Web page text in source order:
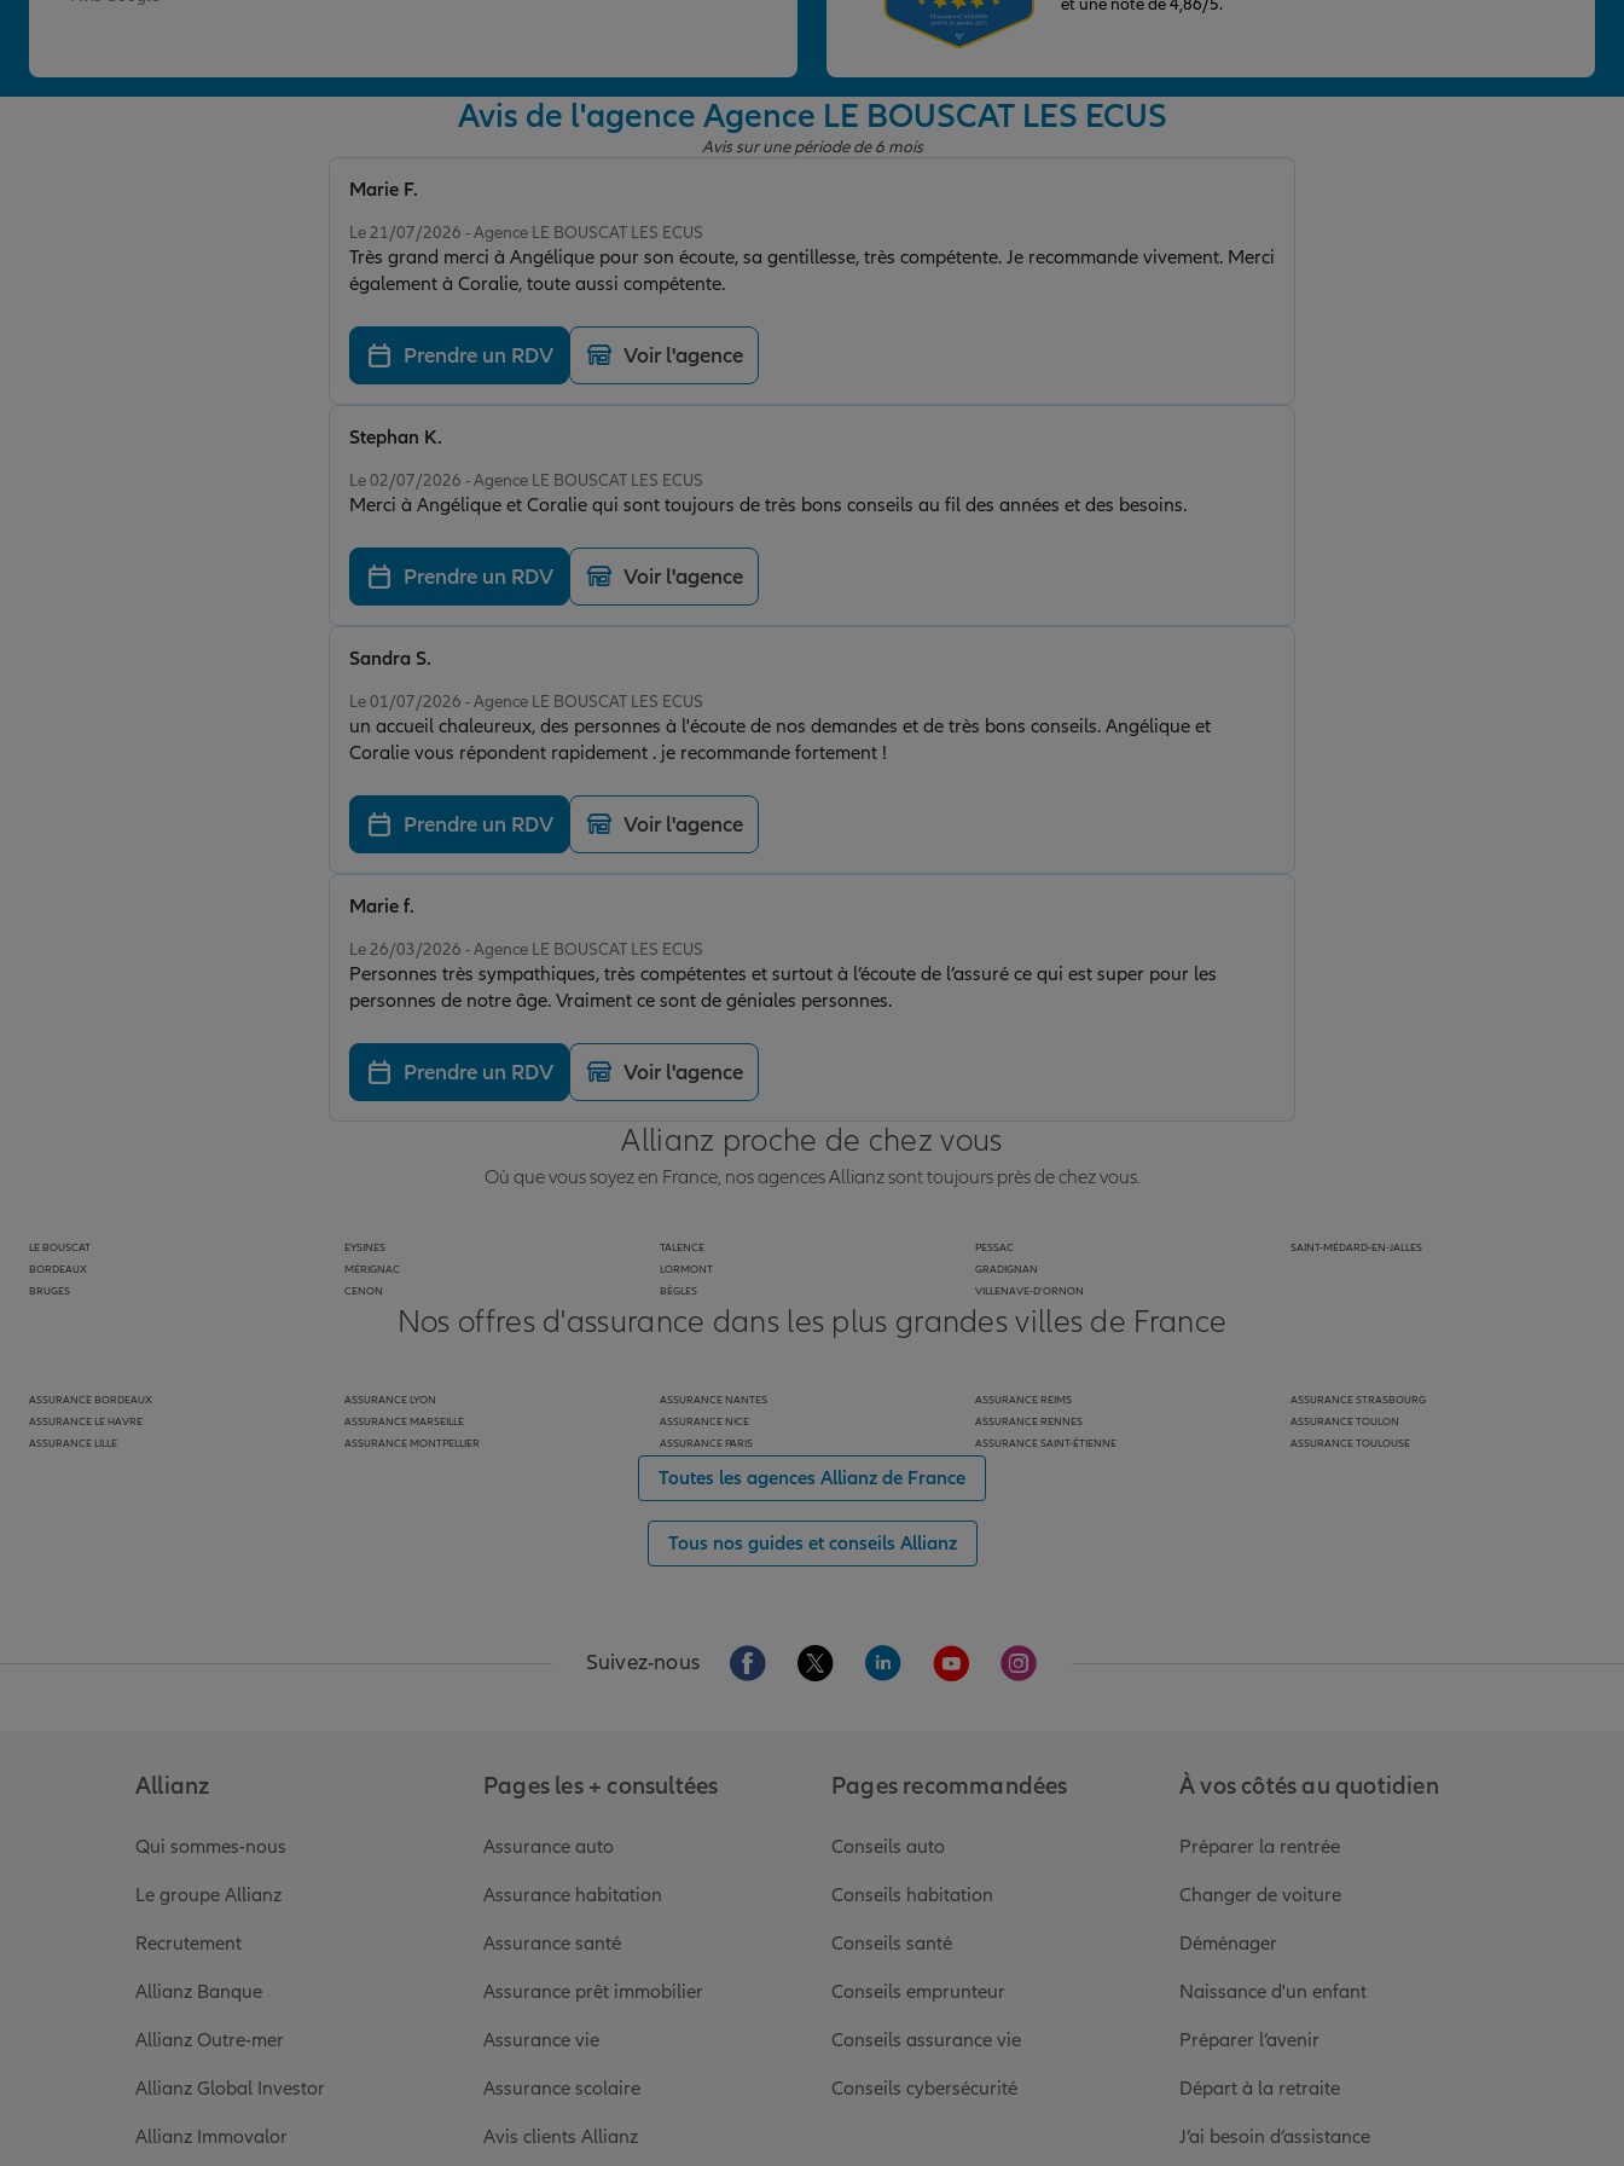
Avis de l'agence Agence LE BOUSCAT LES ECUS
Avis sur une période de 6 mois
Le 21/07/2026 - Agence LE BOUSCAT LES ECUS
Très grand merci à Angélique pour son écoute, sa gentillesse, très compétente. Je recommande vivement. Merci
également à Coralie, toute aussi compétente.
Marie F.
Prendre un RDV Voir l'agence
Le 02/07/2026 - Agence LE BOUSCAT LES ECUS
Merci à Angélique et Coralie qui sont toujours de très bons conseils au fil des années et des besoins.
Stephan K.
Prendre un RDV Voir l'agence
Le 01/07/2026 - Agence LE BOUSCAT LES ECUS
un accueil chaleureux, des personnes à l'écoute de nos demandes et de très bons conseils. Angélique et
Coralie vous répondent rapidement . je recommande fortement !
Sandra S.
Prendre un RDV Voir l'agence
Le 26/03/2026 - Agence LE BOUSCAT LES ECUS
Personnes très sympathiques, très compétentes et surtout à l’écoute de l’assuré ce qui est super pour les
personnes de notre âge. Vraiment ce sont de géniales personnes.
Marie f.
Prendre un RDV Voir l'agence
Allianz proche de chez vous
Où que vous soyez en France, nos agences Allianz sont toujours près de chez vous.
LE BOUSCAT
BORDEAUX
BRUGES
EYSINES
MÉRIGNAC
CENON
TALENCE
LORMONT
BÈGLES
PESSAC
GRADIGNAN
VILLENAVE-D'ORNON
SAINT-MÉDARD-EN-JALLES
Nos offres d'assurance dans les plus grandes villes de France
ASSURANCE BORDEAUX
ASSURANCE LE HAVRE
ASSURANCE LILLE
ASSURANCE LYON
ASSURANCE MARSEILLE
ASSURANCE MONTPELLIER
ASSURANCE NANTES
ASSURANCE NICE
ASSURANCE PARIS
ASSURANCE REIMS
ASSURANCE RENNES
ASSURANCE SAINT-ÉTIENNE
ASSURANCE STRASBOURG
ASSURANCE TOULON
ASSURANCE TOULOUSE
Toutes les agences Allianz de France
Tous nos guides et conseils Allianz
Suivez-nous Aller sur la page Facebook de Allianz
Aller sur la page Twitter de Allianz
Aller sur la page Linkedin de Allianz
Aller sur la page Youtube de Allianz
Aller sur la page Instagram de Allianz
Allianz
Qui sommes-nous
Le groupe Allianz
Recrutement
Allianz Banque
Allianz Outre-mer
Allianz Global Investor
Allianz Immovalor
Pages les + consultées
Assurance auto
Assurance habitation
Assurance santé
Assurance prêt immobilier
Assurance vie
Assurance scolaire
Avis clients Allianz
Pages recommandées
Conseils auto
Conseils habitation
Conseils santé
Conseils emprunteur
Conseils assurance vie
Conseils cybersécurité
À vos côtés au quotidien
Préparer la rentrée
Changer de voiture
Déménager
Naissance d'un enfant
Préparer l’avenir
Départ à la retraite
J’ai besoin d’assistance